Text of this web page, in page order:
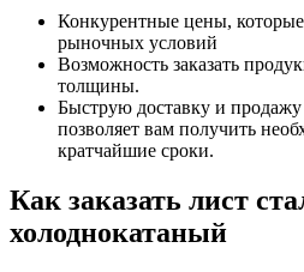
Конкурентные цены,
рыночных условий
Возможность заказать
толщины.
Быструю доставку и продажу
позволяет вам получить
кратчайшие сроки.
Как заказать лист
холоднокатаный